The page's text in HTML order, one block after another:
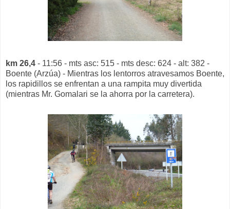
km 26,4 - 11:56 - mts asc: 515 - mts desc: 624 - alt: 382 -
Boente (Arzúa) - Mientras los lentorros atravesamos Boente,
los rapidillos se enfrentan a una rampita muy divertida
(mientras Mr. Gomalari se la ahorra por la carretera).